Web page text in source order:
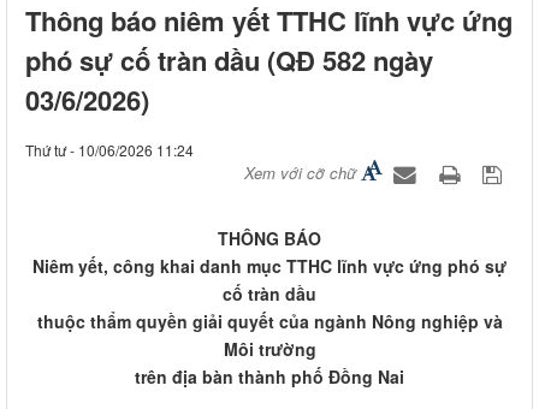
Thông báo niêm yết TTHC lĩnh vực ứng
phó sự cố tràn dầu (QĐ 582 ngày
03/6/2026)
Thứ tư - 10/06/2026 11:24
Xem với cỡ chữ
THÔNG BÁO
Niêm yết, công khai danh mục TTHC lĩnh vực ứng phó sự
cố tràn dầu
thuộc thẩm quyền giải quyết của ngành Nông nghiệp và
Môi trường
trên địa bàn thành phố Đồng Nai